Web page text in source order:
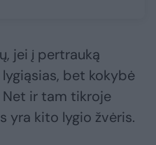
jei į pertrauką
bet kokybė
ir tam tikroje
yra kito lygio žvėris.